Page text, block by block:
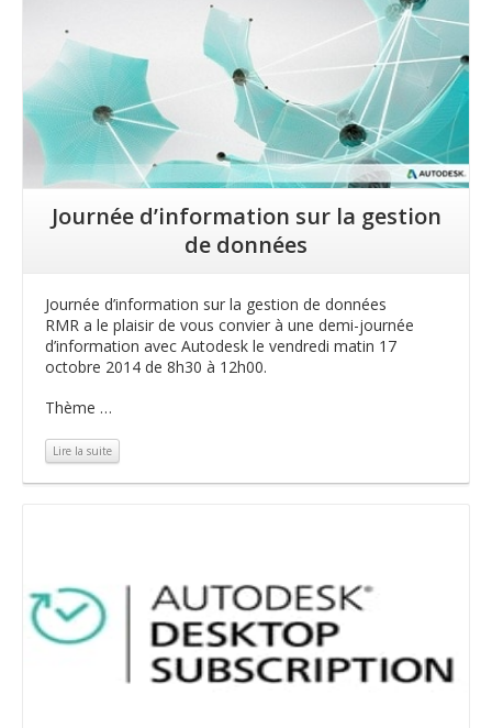
Journée d’information sur la gestion
de données
Journée d’information sur la gestion de données
RMR a le plaisir de vous convier à une demi-journée
d’information avec Autodesk le vendredi matin 17
octobre 2014 de 8h30 à 12h00.
Thème …
Lire la suite